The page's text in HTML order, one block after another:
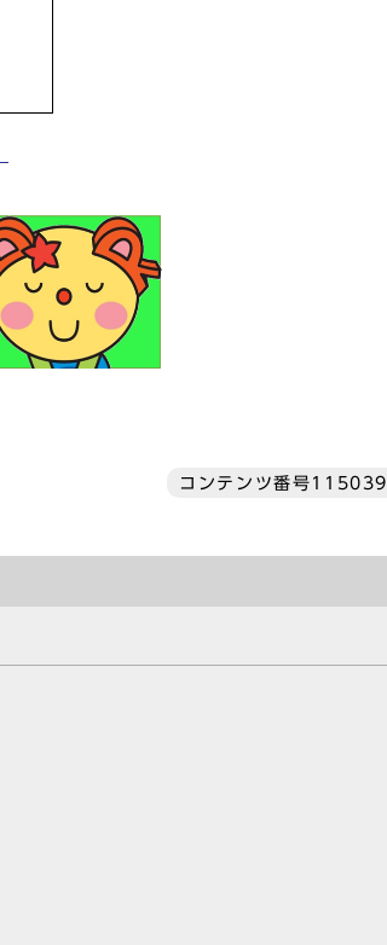
コンテンツ番号115039